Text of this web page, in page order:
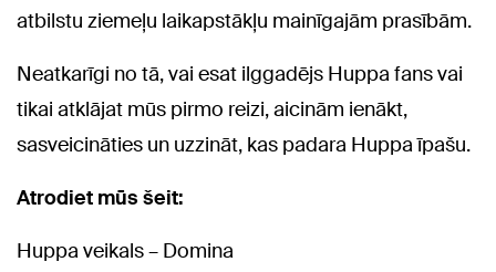
atbilstu ziemeļu laikapstākļu mainīgajām prasībām.
Neatkarīgi no tā, vai esat ilggadējs Huppa fans vai
tikai atklājat mūs pirmo reizi, aicinām ienākt,
sasveicināties un uzzināt, kas padara Huppa īpašu.
Atrodiet mūs šeit:
Huppa veikals – Domina